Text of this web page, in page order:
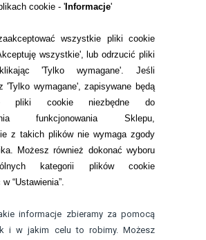
cookie - 'Informacje'
wszystkie pliki cookie
wszystkie', lub odrzucić pliki
'Tylko wymagane'. Jeśli
'Tylko wymagane', zapisywane będą
pliki cookie niezbędne do
funkcjonowania Sklepu,
z takich plików nie wymaga zgody
Możesz również dokonać wyboru
kategorii plików cookie
“Ustawienia”.
informacje zbieramy za pomocą
i w jakim celu to robimy. Możesz
ZGODY NA CIASTECZKA
42
72